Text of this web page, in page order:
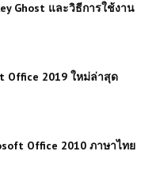
Ghost และวิธีการใช้งาน
Office 2019 ใหม่ล่าสุด
Office 2010 ภาษาไทย